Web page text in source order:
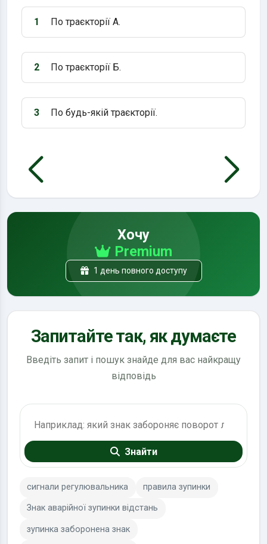
Варіант 1:
1 По траєкторії А.
Варіант 2:
2 По траєкторії Б.
Варіант 3:
3 По будь-якій траєкторії.
Хочу
Premium
1 день повного доступу
Запитайте так, як думаєте
Введіть запит і пошук знайде для вас найкращу
відповідь
Знайти
сигнали регулювальника правила зупинки
Знак аварійної зупинки відстань
зупинка заборонена знак